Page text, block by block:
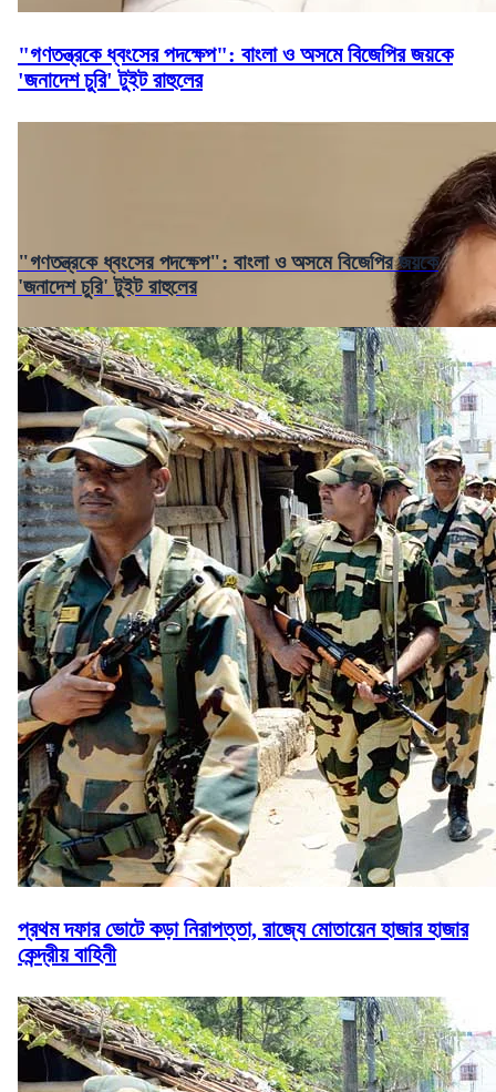
"গণতন্ত্রকে ধ্বংসের পদক্ষেপ": বাংলা ও অসমে বিজেপির জয়কে
'জনাদেশ চুরি' টুইট রাহুলের
"গণতন্ত্রকে ধ্বংসের পদক্ষেপ": বাংলা ও অসমে বিজেপির জয়কে
'জনাদেশ চুরি' টুইট রাহুলের